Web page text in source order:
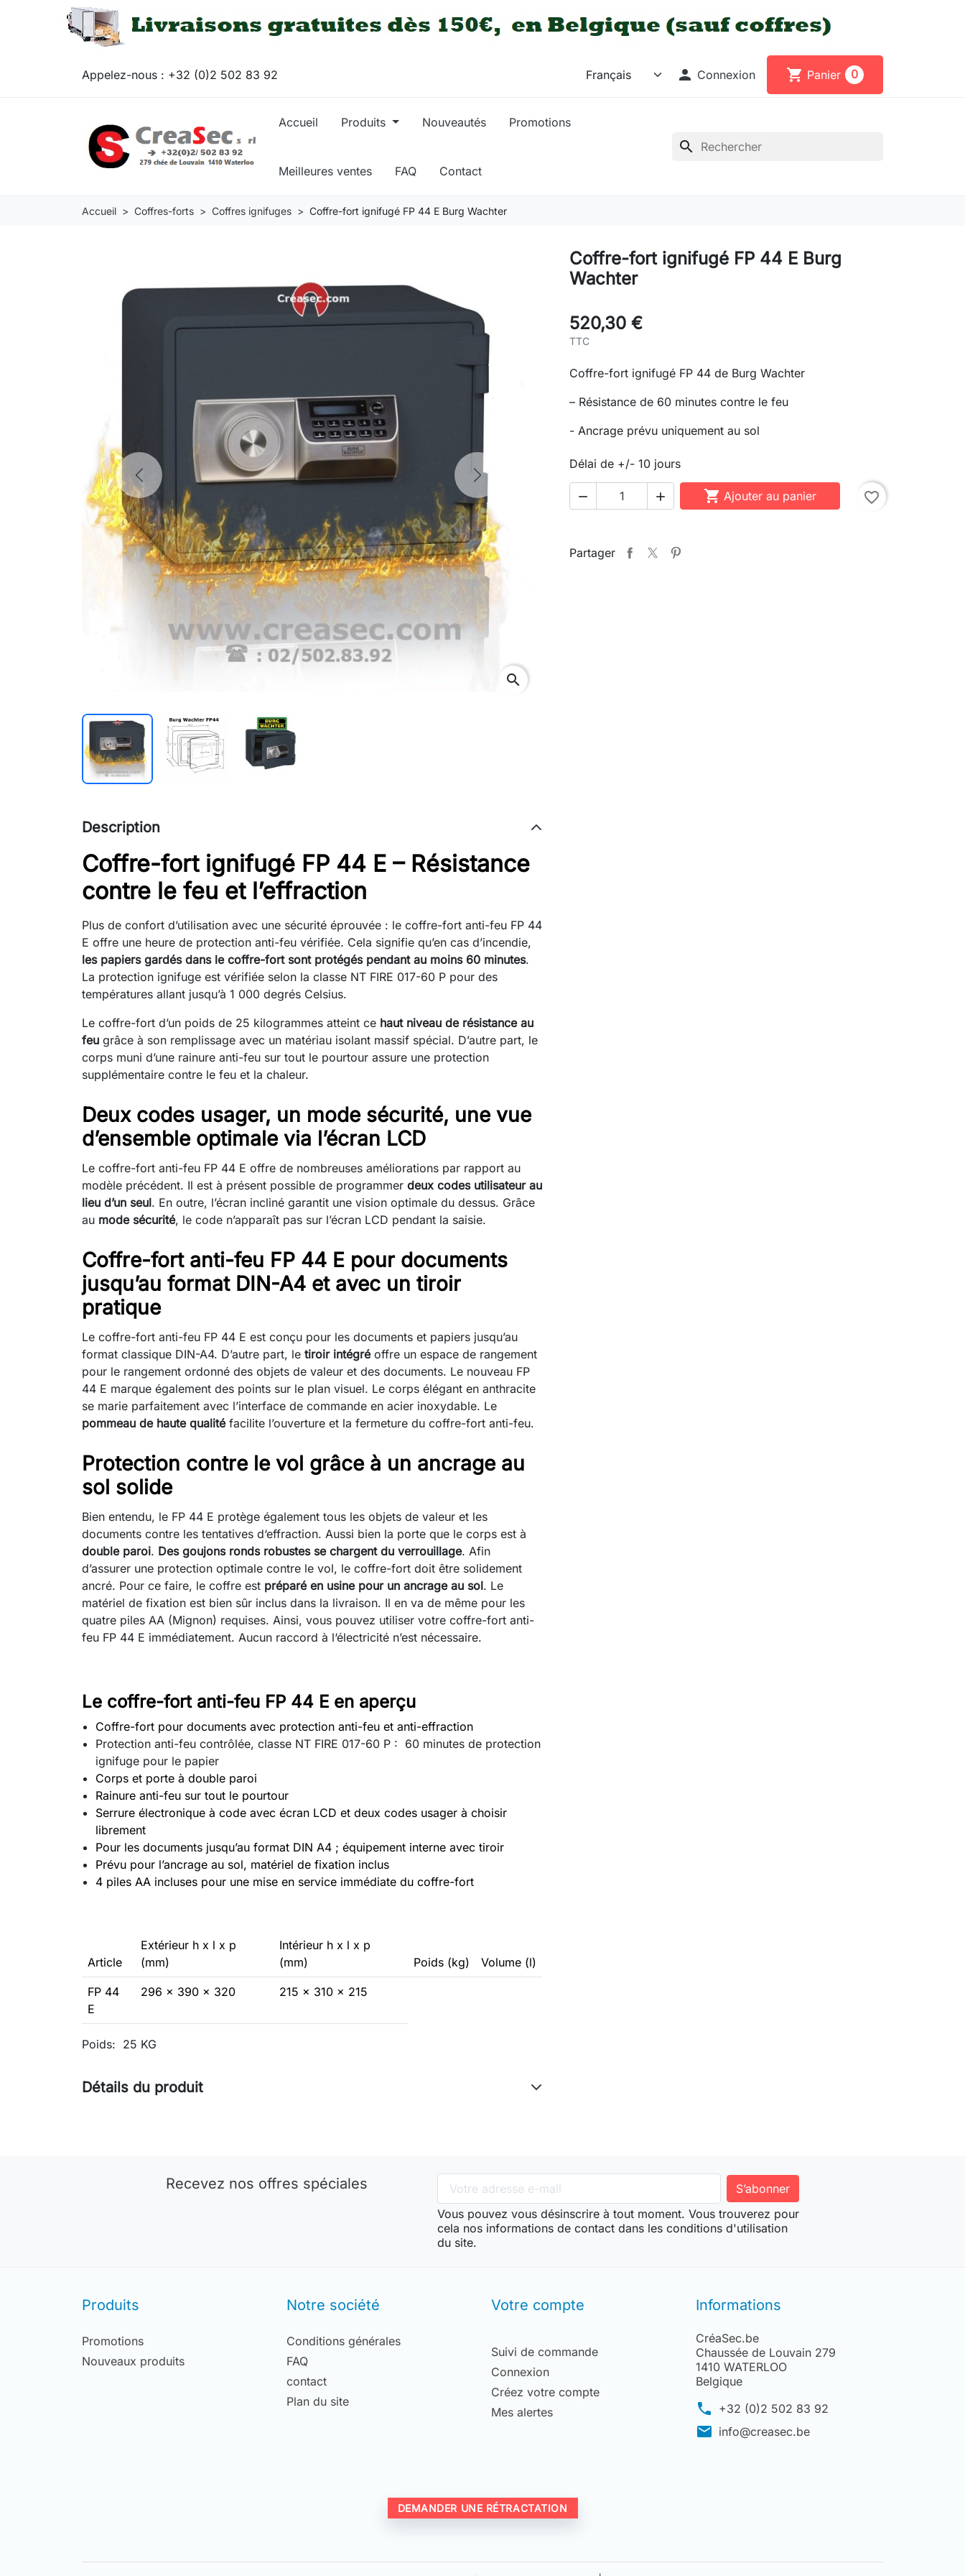
Appelez-nous : +32 (0)2 502 83 92  Connexion shopping_cart Panier 0
Accueil Produits Nouveautés Promotions
Meilleures ventes FAQ Contact
search
Accueil Coffres-forts Coffres ignifuges Coffre-fort ignifugé FP 44 E Burg Wachter
Previous Next
search
Coffre-fort ignifugé FP 44 E Burg
Wachter
520,30 €
TTC
Coffre-fort ignifugé FP 44 de Burg Wachter
– Résistance de 60 minutes contre le feu
- Ancrage prévu uniquement au sol
Délai de +/- 10 jours
   Ajouter au panier favorite_border
Partager
Description
Coffre-fort ignifugé FP 44 E – Résistance
contre le feu et l’effraction
Plus de confort d’utilisation avec une sécurité éprouvée : le coffre-fort anti-feu FP 44
E offre une heure de protection anti-feu vérifiée. Cela signifie qu’en cas d’incendie,
les papiers gardés dans le coffre-fort sont protégés pendant au moins 60 minutes.
La protection ignifuge est vérifiée selon la classe NT FIRE 017-60 P pour des
températures allant jusqu’à 1 000 degrés Celsius.
Le coffre-fort d’un poids de 25 kilogrammes atteint ce haut niveau de résistance au
feu grâce à son remplissage avec un matériau isolant massif spécial. D’autre part, le
corps muni d’une rainure anti-feu sur tout le pourtour assure une protection
supplémentaire contre le feu et la chaleur.
Deux codes usager, un mode sécurité, une vue
d’ensemble optimale via l’écran LCD
Le coffre-fort anti-feu FP 44 E offre de nombreuses améliorations par rapport au
modèle précédent. Il est à présent possible de programmer deux codes utilisateur au
lieu d’un seul. En outre, l’écran incliné garantit une vision optimale du dessus. Grâce
au mode sécurité, le code n’apparaît pas sur l’écran LCD pendant la saisie.
Coffre-fort anti-feu FP 44 E pour documents
jusqu’au format DIN-A4 et avec un tiroir
pratique
Le coffre-fort anti-feu FP 44 E est conçu pour les documents et papiers jusqu’au
format classique DIN-A4. D’autre part, le tiroir intégréoffre un espace de rangement
pour le rangement ordonné des objets de valeur et des documents. Le nouveau FP
44 E marque également des points sur le plan visuel. Le corps élégant en anthracite
se marie parfaitement avec l’interface de commande en acier inoxydable. Le
pommeau de haute qualitéfacilite l’ouverture et la fermeture du coffre-fort anti-feu.
Protection contre le vol grâce à un ancrage au
sol solide
Bien entendu, le FP 44 E protège également tous les objets de valeur et les
documents contre les tentatives d‘effraction. Aussi bien la porte que le corps est à
double paroi. Des goujons ronds robustes se chargent du verrouillage. Afin
d’assurer une protection optimale contre le vol, le coffre-fort doit être solidement
ancré. Pour ce faire, le coffre est préparé en usine pour un ancrage au sol. Le
matériel de fixation est bien sûr inclus dans la livraison. Il en va de même pour les
quatre piles AA (Mignon) requises. Ainsi, vous pouvez utiliser votre coffre-fort anti-
feu FP 44 E immédiatement. Aucun raccord à l‘électricité n’est nécessaire.
Le coffre-fort anti-feu FP 44 E en aperçu
Coffre-fort pour documents avec protection anti-feu et anti-effraction
Protection anti-feu contrôlée, classe NT FIRE 017-60 P : 60 minutes de protection
ignifuge pour le papier
Corps et porte à double paroi
Rainure anti-feu sur tout le pourtour
Serrure électronique à code avec écran LCD et deux codes usager à choisir
librement
Pour les documents jusqu’au format DIN A4 ; équipement interne avec tiroir
Prévu pour l’ancrage au sol, matériel de fixation inclus
4 piles AA incluses pour une mise en service immédiate du coffre-fort
Article
Extérieur h x l x p
(mm)
Intérieur h x l x p
(mm)
Poids (kg) Volume (l)
FP 44
E
296 x 390 x 320 215 x 310 x 215
Poids: 25 KG
Détails du produit
Recevez nos offres spéciales
Vous pouvez vous désinscrire à tout moment. Vous trouverez pour
cela nos informations de contact dans les conditions d'utilisation
du site.
Produits
Promotions
Nouveaux produits
Notre société
Conditions générales
FAQ
contact
Plan du site
Votre compte
Suivi de commande
Connexion
Créez votre compte
Mes alertes
Informations
CréaSec.be
Chaussée de Louvain 279
1410 WATERLOO
Belgique
phone +32 (0)2 502 83 92
mail info@creasec.be
DEMANDER UNE RÉTRACTATION